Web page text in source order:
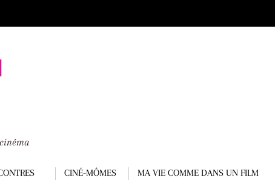
CINÉ-MÔMES
MA VIE COMME DANS UN FILM